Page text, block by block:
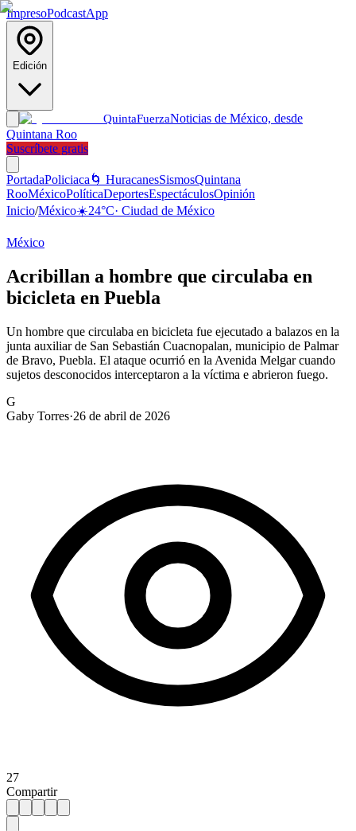
ImpresoPodcastApp
Edición
QuintaFuerzaNoticias de México, desde
Quintana Roo
Suscríbete gratis
PortadaPoliciaca 🌀 HuracanesSismosQuintana
RooMéxicoPolíticaDeportesEspectáculosOpinión
Inicio/México☀️24°C· Ciudad de México
México
Acribillan a hombre que circulaba en
bicicleta en Puebla
Un hombre que circulaba en bicicleta fue ejecutado a balazos en la
junta auxiliar de San Sebastián Cuacnopalan, municipio de Palmar
de Bravo, Puebla. El ataque ocurrió en la Avenida Melgar cuando
sujetos desconocidos interceptaron a la víctima e abrieron fuego.
G
Gaby Torres·26 de abril de 2026
27
Compartir